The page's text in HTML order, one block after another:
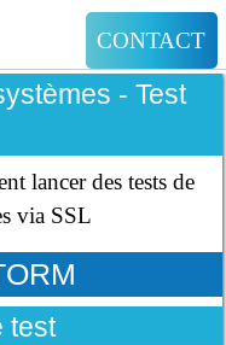
CONTACT
- Test
lancer des tests de
via SSL
test